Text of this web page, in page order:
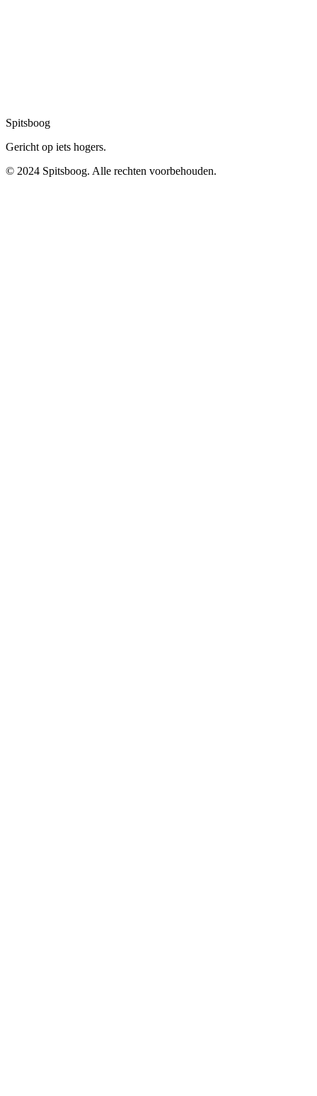
Spitsboog
Gericht op iets hogers.
© 2024 Spitsboog. Alle rechten voorbehouden.